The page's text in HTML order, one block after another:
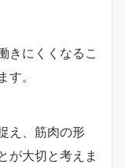
きにくくなるこ
。
え、筋肉の形
が大切と考えま